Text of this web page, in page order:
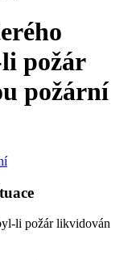
požár
požární
li požár likvidován